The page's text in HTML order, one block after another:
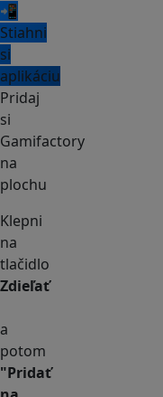
📲
Stiahni
si
aplikáciu
Pridaj
si
Gamifactory
na
plochu
Klepni
na
tlačidlo
Zdieľať
a
potom
"Pridať